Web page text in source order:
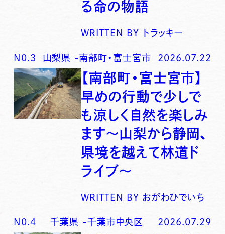
る命の物語
WRITTEN BY トラッキー
N0. 3 山梨県 -南部町・富士宮市 2026.07.22
【南部町・富士宮市】
早めの行動で少しで
も涼しく自然を楽しみ
ます〜山梨から静岡、
県境を越えて林道ド
ライブ〜
WRITTEN BY おがわひでいち
N0. 4 千葉県 -千葉市中央区 2026.07.29